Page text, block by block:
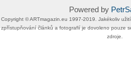
Powered by
Copyright ©​ ​​ARTmagazin.eu ​1997-2019​.​ Jakékoliv
zpřístupňování článků a fotografií je dovoleno pouze
zdroje.